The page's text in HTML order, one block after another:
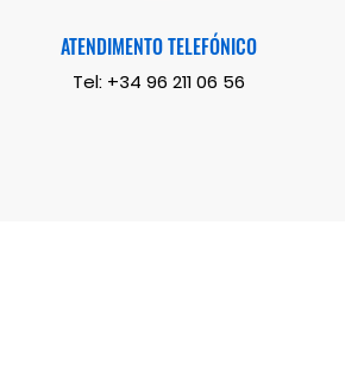
ATENDIMENTO TELEFÓNICO
Tel: +34 96 211 06 56